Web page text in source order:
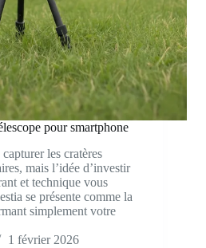
pour smartphone
les cratères
mais l’idée d’investir
et technique vous
se présente comme la
simplement votre
1 février 2026